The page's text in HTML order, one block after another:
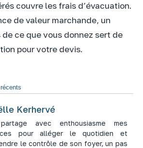
couvre les frais d’évacuation.
de valeur marchande, un
ce que vous donnez sert de
pour votre devis.
Kerhervé
avec enthousiasme mes
pour alléger le quotidien et
le contrôle de son foyer, un pas